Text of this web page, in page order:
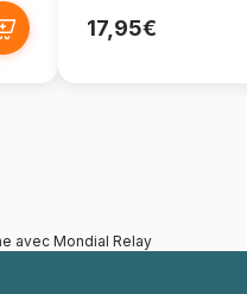
17,95€
avec Mondial Relay